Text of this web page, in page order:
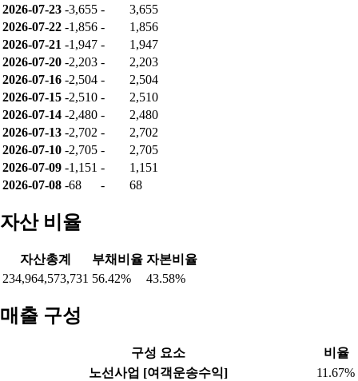
2026-07-23 -3,655 -
3,655
2026-07-22 -1,856 -
1,856
2026-07-21 -1,947 -
1,947
2026-07-20 -2,203 -
2,203
2026-07-16 -2,504 -
2,504
2026-07-15 -2,510 -
2,510
2026-07-14 -2,480 -
2,480
2026-07-13 -2,702 -
2,702
2026-07-10 -2,705 -
2,705
2026-07-09 -1,151 -
1,151
2026-07-08 -68 - 68
자산 비율
자산총계 부채비율 자본비율
234,964,573,731 56.42% 43.58%
매출 구성
구성 요소
비율
노선사업 [여객운송수익]
11.67%